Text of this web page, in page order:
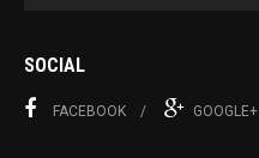
SOCIAL
FACEBOOK GOOGLE+